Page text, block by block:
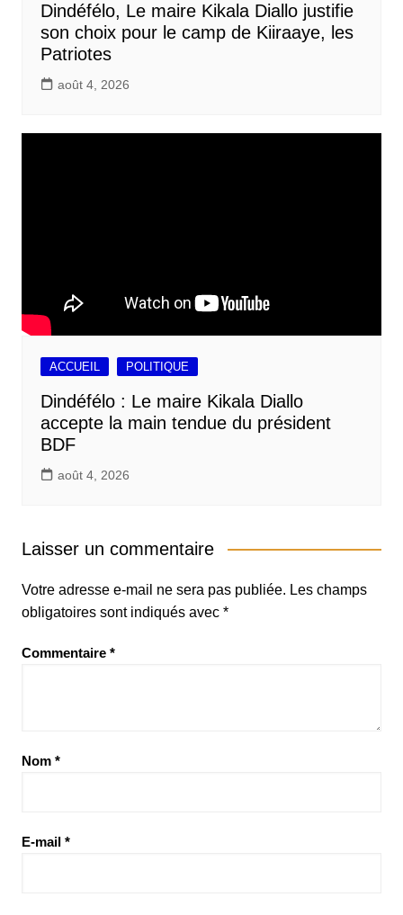
Dindéfélo, Le maire Kikala Diallo justifie
son choix pour le camp de Kiiraaye, les
Patriotes
août 4, 2026
ACCUEIL POLITIQUE
Dindéfélo : Le maire Kikala Diallo
accepte la main tendue du président
BDF
août 4, 2026
Laisser un commentaire
Votre adresse e-mail ne sera pas publiée. Les champs
obligatoires sont indiqués avec *
Commentaire *
Nom *
E-mail *